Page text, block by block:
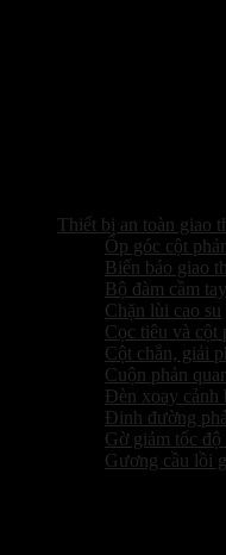
Thiết bị an toàn giao
Ốp góc cột
Biển báo giao
Bộ đàm cầm tay
Chặn lùi cao su
Cọc tiêu và cột
Cột chắn, giải
Cuộn phản
Đèn xoay cảnh
Đinh đường
Gờ giảm tốc độ
Gương cầu lồi